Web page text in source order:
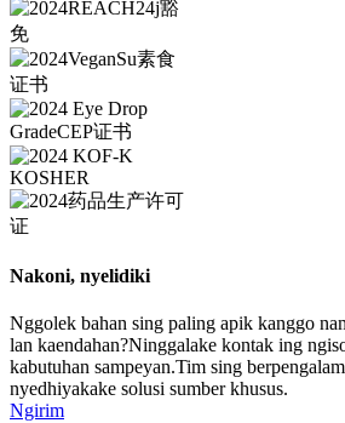
Nakoni, nyelidiki
Nggolek bahan sing paling apik kanggo
lan kaendahan?Ninggalake kontak ing
kabutuhan sampeyan.Tim sing
nyedhiyakake solusi sumber khusus.
Ngirim